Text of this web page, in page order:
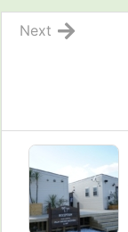
Next